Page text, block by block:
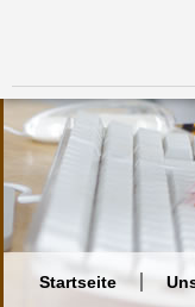
Startseite